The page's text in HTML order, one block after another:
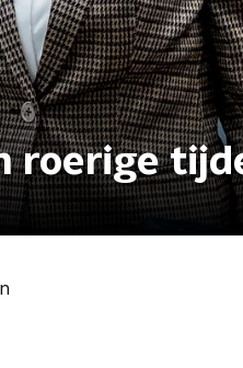
roerige